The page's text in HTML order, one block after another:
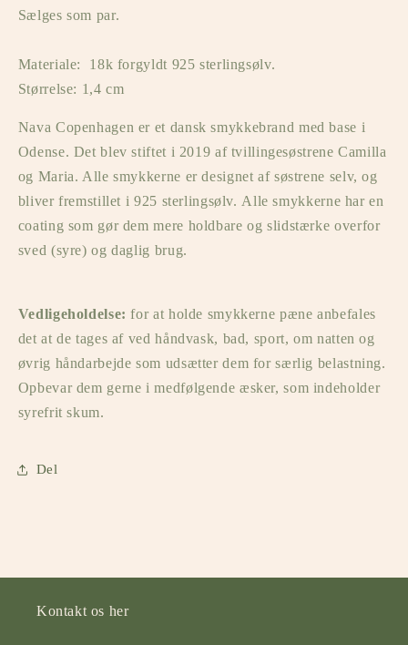
Sælges som par.
Materiale:
18k forgyldt 925 sterlingsølv.
Størrelse: 1,4 cm
Nava Copenhagen er et dansk smykkebrand med base i
Odense. Det blev stiftet i 2019 af tvillingesøstrene Camilla
og Maria. Alle smykkerne er designet af søstrene selv, og
bliver fremstillet i 925 sterlingsølv. Alle smykkerne har en
coating som gør dem mere holdbare og slidstærke overfor
sved (syre) og daglig brug.
Vedligeholdelse: for at holde smykkerne pæne anbefales
det at de tages af ved håndvask, bad, sport, om natten og
øvrig håndarbejde som udsætter dem for særlig belastning.
Opbevar dem gerne i medfølgende æsker, som indeholder
syrefrit skum.
Del
Kontakt os her